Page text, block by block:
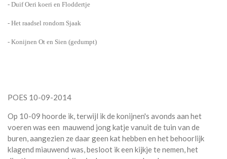
- Duif Oeri koeri en Floddertje
- Het raadsel rondom Sjaak
- Konijnen Ot en Sien (gedumpt)
POES 10-09-2014
Op 10-09 hoorde ik, terwijl ik de konijnen's avonds aan het
voeren was een mauwend jong katje vanuit de tuin van de
buren, aangezien ze daar geen kat hebben en het behoorlijk
klagend miauwend was, besloot ik een kijkje te nemen, het